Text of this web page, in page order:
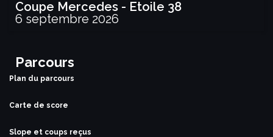
Coupe Mercedes - Etoile 38
6 septembre 2026
Parcours
Plan du parcours
Carte de score
Slope et coups reçus